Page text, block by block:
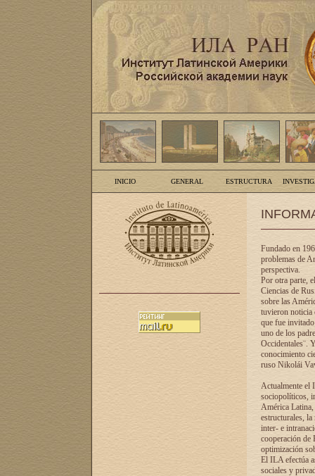
INICIO GENERAL ESTRUCTURA
Fundado en
problemas de
perspectiva.
Por otra parte,
Ciencias de
sobre las
tuvieron noticia
que fue
uno de los
Occidentales¨.
conocimiento
ruso Nikolái
Actualmente el
sociopolíticos,
América Latina,
estructurales,
inter- e
cooperación de
optimización
El ILA efectúa
sociales y